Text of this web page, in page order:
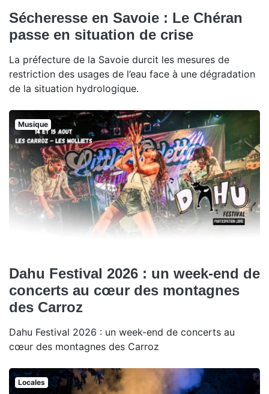
Sécheresse en Savoie : Le Chéran
passe en situation de crise
La préfecture de la Savoie durcit les mesures de
restriction des usages de l’eau face à une dégradation
de la situation hydrologique.
Musique
Dahu Festival 2026 : un week-end de
concerts au cœur des montagnes
des Carroz
Dahu Festival 2026 : un week-end de concerts au
cœur des montagnes des Carroz
Locales